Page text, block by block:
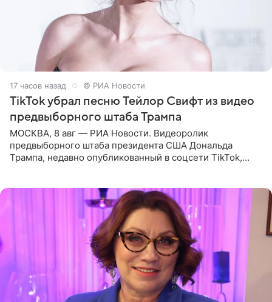
17 часов назад © РИА Новости
TikTok убрал песню Тейлор Свифт из видео
предвыборного штаба Трампа
МОСКВА, 8 авг — РИА Новости. Видеоролик
предвыборного штаба президента США Дональда
Трампа, недавно опубликованный в соцсети TikTok,